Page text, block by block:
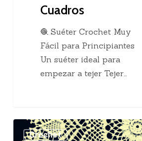
Cuadros
🧶 Suéter Crochet Muy
Fácil para Principiantes
Un suéter ideal para
empezar a tejer Tejer…
Carpeta
Crochet